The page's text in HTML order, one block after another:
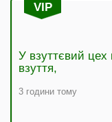
VIP
У взуттєвий цех
взуття,
3 години тому